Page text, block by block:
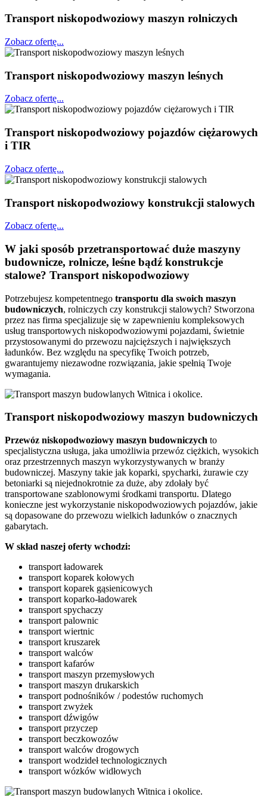
Transport niskopodwoziowy maszyn rolniczych
Zobacz ofertę...
Transport niskopodwoziowy maszyn leśnych
Zobacz ofertę...
Transport niskopodwoziowy pojazdów ciężarowych
i TIR
Zobacz ofertę...
Transport niskopodwoziowy konstrukcji stalowych
Zobacz ofertę...
W jaki sposób przetransportować duże maszyny
budownicze, rolnicze, leśne bądź konstrukcje
stalowe? Transport niskopodwoziowy
Potrzebujesz kompetentnego transportu dla swoich maszyn
budowniczych, rolniczych czy konstrukcji stalowych? Stworzona
przez nas firma specjalizuje się w zapewnieniu kompleksowych
usług transportowych niskopodwoziowymi pojazdami, świetnie
przystosowanymi do przewozu najcięższych i największych
ładunków. Bez względu na specyfikę Twoich potrzeb,
gwarantujemy niezawodne rozwiązania, jakie spełnią Twoje
wymagania.
Transport niskopodwoziowy maszyn budowniczych
Przewóz niskopodwoziowy maszyn budowniczych to
specjalistyczna usługa, jaka umożliwia przewóz ciężkich, wysokich
oraz przestrzennych maszyn wykorzystywanych w branży
budowniczej. Maszyny takie jak koparki, spycharki, żurawie czy
betoniarki są niejednokrotnie za duże, aby zdołały być
transportowane szablonowymi środkami transportu. Dlatego
konieczne jest wykorzystanie niskopodwoziowych pojazdów, jakie
są dopasowane do przewozu wielkich ładunków o znacznych
gabarytach.
W skład naszej oferty wchodzi:
transport ładowarek
transport koparek kołowych
transport koparek gąsienicowych
transport koparko-ładowarek
transport spychaczy
transport palownic
transport wiertnic
transport kruszarek
transport walców
transport kafarów
transport maszyn przemysłowych
transport maszyn drukarskich
transport podnośników / podestów ruchomych
transport zwyżek
transport dźwigów
transport przyczep
transport beczkowozów
transport walców drogowych
transport wodzideł technologicznych
transport wózków widłowych